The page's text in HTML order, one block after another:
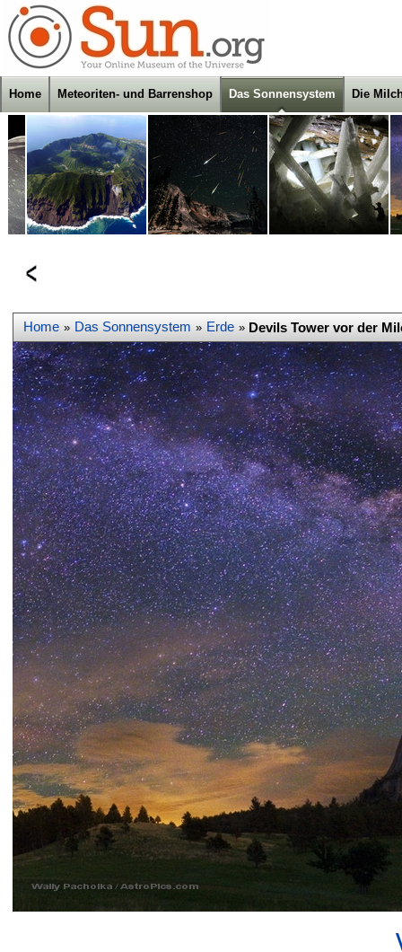
Home Meteoriten- und Barrenshop Das Sonnensystem Die
Home » Das Sonnensystem » Erde » Devils Tower vor der